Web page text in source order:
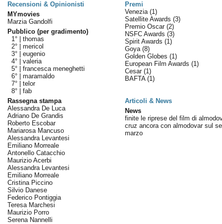
Recensioni & Opinionisti
Premi
MYmovies
Marzia Gandolfi
Pubblico (per gradimento)
1° | thomas
2° | mericol
3° | eugenio
4° | valeria
5° | francesca meneghetti
6° | maramaldo
7° | telor
8° | fab
Rassegna stampa
Alessandra De Luca
Adriano De Grandis
Roberto Escobar
Mariarosa Mancuso
Alessandra Levantesi
Emiliano Morreale
Antonello Catacchio
Maurizio Acerbi
Alessandra Levantesi
Emiliano Morreale
Cristina Piccino
Silvio Danese
Federico Pontiggia
Teresa Marchesi
Maurizio Porro
Serena Nannelli
Venezia (1)
Satellite Awards (3)
Premio Oscar (2)
NSFC Awards (3)
Spirit Awards (1)
Goya (8)
Golden Globes (1)
European Film Awards (1)
Cesar (1)
BAFTA (1)
Articoli & News
News
finite le riprese del film di
cruz ancora con almodovar sul
marzo